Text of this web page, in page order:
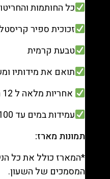
כל החותמות
זכוכית ספיר
טבעת קרמית
תואם את מידותיו
אחריות מלאה ל 12 חודשים
עמידות במים עד 100 מטר
תמונות מארז:
*המארז כולל את כל
המסמכים של השעון.